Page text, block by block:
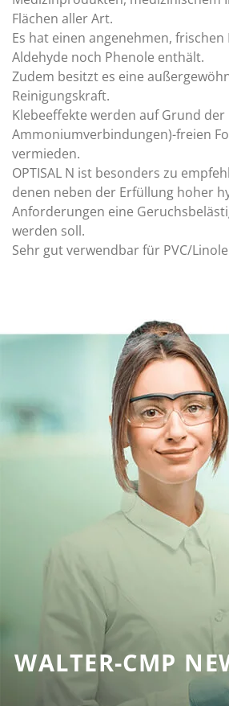
Flächen aller Art.
Es hat einen angenehmen,
Aldehyde noch Phenole enthält.
Zudem besitzt es eine
Reinigungskraft.
Klebeeffekte werden auf Grund der
Ammoniumverbindungen)-freien
vermieden.
OPTISAL N ist besonders zu
denen neben der Erfüllung hoher
Anforderungen eine
werden soll.
Sehr gut verwendbar für PVC/
WALTER-CMP